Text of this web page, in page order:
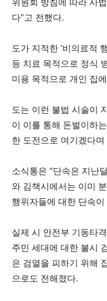
다”고 전했다.
도가 지적한 ‘비의료적
등 치료 목적으로 정식
미용 목적으로 개인 집
도는 이런 불법 시술이
이 이를 통해 돈벌이하
한 도전으로 여기겠다
소식통은 “단속은 지난
와 김책시에서는 이미
행위자들에 대한 단속
실제 시 안전부 기동타
주민 세대에 대한 불시
은 검열을 피하기 위해
으로도 전해졌다.